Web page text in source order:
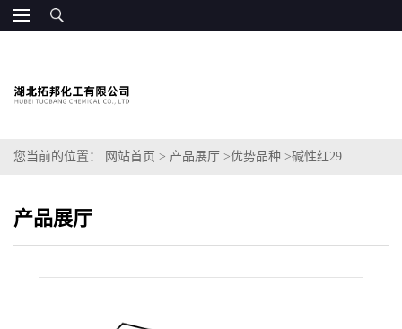
您当前的位置： 网站首页 > 产品展厅 >优势品种 >碱性红29
产品展厅